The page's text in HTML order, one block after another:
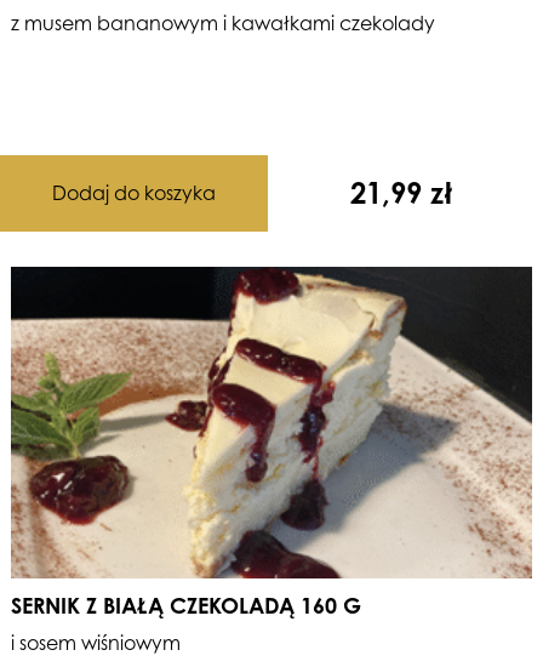
z musem bananowym i kawałkami czekolady
21,99 zł
Dodaj do koszyka
SERNIK Z BIAŁĄ CZEKOLADĄ 160 G
i sosem wiśniowym